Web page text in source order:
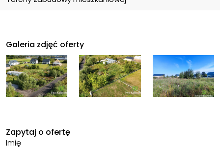
Galeria zdjęć oferty
Zapytaj o ofertę
Imię